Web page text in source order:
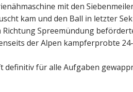
mit den
kam und den Ball in letzter
Spreemündung
der Alpen kampferprobte
für alle Aufgaben